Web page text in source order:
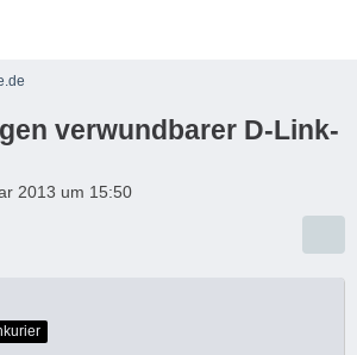
verwundbarer D-Link-
2013 um 15:50